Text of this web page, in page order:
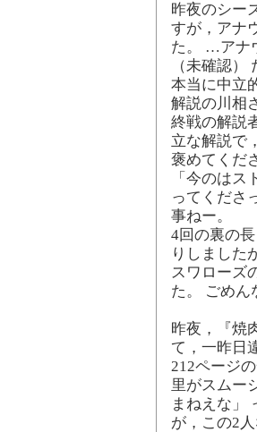
昨夜のシー
すが，アナ
た。 …アナ
（未確認
本当に中立
解説の川相
終戦の解説
立な解説で
褒めてくだ
「今のは
ってくださ
事ねー。
4回の裏の
りしました
スワローズ
た。 ごめん
昨夜，『焼
て，一昨日
212ページ
里がスムー
まねえな」
が，この2